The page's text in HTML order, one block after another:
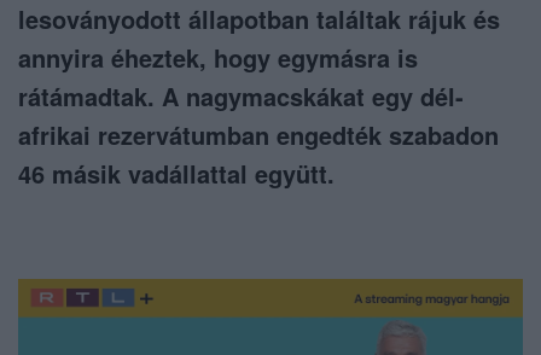
lesoványodott állapotban találtak rájuk és
annyira éheztek, hogy egymásra is
rátámadtak. A nagymacskákat egy dél-
afrikai rezervátumban engedték szabadon
46 másik vadállattal együtt.